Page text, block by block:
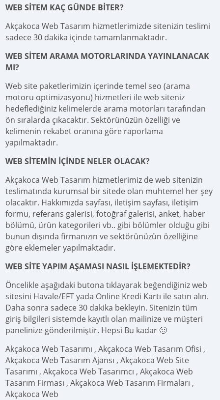
WEB SİTEM KAÇ GÜNDE BİTER?
Akçakoca Web Tasarım hizmetlerimizde sitenizin teslimi
sadece 30 dakika içinde tamamlanmaktadır.
WEB SİTEM ARAMA MOTORLARINDA YAYINLANACAK
MI?
Web site paketlerimizin içerinde temel seo (arama
motoru optimizasyonu) hizmetleri ile web siteniz
hedeflediğiniz kelimelerde arama motorları tarafından
ön sıralarda çıkacaktır. Sektörünüzün özelliği ve
kelimenin rekabet oranına göre raporlama
yapılmaktadır.
WEB SİTEMİN İÇİNDE NELER OLACAK?
Akçakoca Web Tasarım hizmetlerimiz de web sitenizin
teslimatında kurumsal bir sitede olan muhtemel her şey
olacaktır. Hakkımızda sayfası, iletişim sayfası, iletişim
formu, referans galerisi, fotoğraf galerisi, anket, haber
bölümü, ürün kategorileri vb.. gibi bölümler olduğu gibi
bunun dışında firmanızın ve sektörünüzün özelliğine
göre eklemeler yapılmaktadır.
WEB SİTE YAPIM AŞAMASI NASIL İŞLEMEKTEDİR?
Öncelikle aşağıdaki butona tıklayarak beğendiğiniz web
sitesini Havale/EFT yada Online Kredi Kartı ile satın alın.
Daha sonra sadece 30 dakika bekleyin. Sitenizin tüm
giriş bilgileri sistemde kayıtlı olan mailinize ve müşteri
panelinize gönderilmiştir. Hepsi Bu kadar 🙂
Akçakoca Web Tasarımı , Akçakoca Web Tasarım Ofisi ,
Akçakoca Web Tasarım Ajansı , Akçakoca Web Site
Tasarımı , Akçakoca Web Tasarımcı , Akçakoca Web
Tasarım Firması , Akçakoca Web Tasarım Firmaları ,
Akçakoca Web